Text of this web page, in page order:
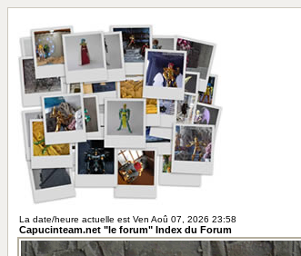
La date/heure actuelle est Ven Aoû 07, 2026 23:58
Capucinteam.net "le forum" Index du Forum